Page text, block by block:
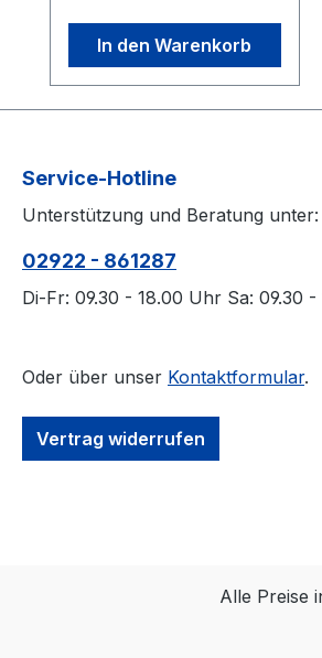
In den Warenkorb
Service-Hotline
Unterstützung und Beratung unter:
02922 - 861287
Di-Fr: 09.30 - 18.00 Uhr Sa: 09.30
Oder über unser Kontaktformular.
Vertrag widerrufen
Alle Preise